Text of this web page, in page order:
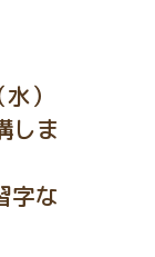
）
しま
字な